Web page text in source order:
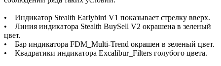
• Индикатор Stealth Earlybird V1 показывает стрелку вверх.
• Линия индикатора Stealth BuySell V2 окрашена в зеленый
цвет.
• Бар индикатора FDM_Multi-Trend окрашен в зеленый цвет.
• Квадратики индикатора Excalibur_Filters голубого цвета.